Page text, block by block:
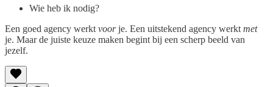
Wie heb ik nodig?
Een goed agency werkt voorje. Een uitstekend agency werkt met
je. Maar de juiste keuze maken begint bij een scherp beeld van
jezelf.